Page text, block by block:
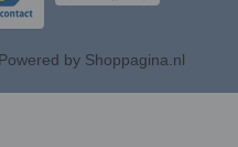
by Shoppagina.nl